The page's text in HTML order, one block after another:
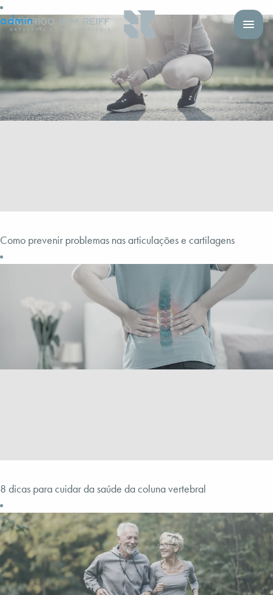
admin
Como prevenir problemas nas articulações e cartilagens
8 dicas para cuidar da saúde da coluna vertebral